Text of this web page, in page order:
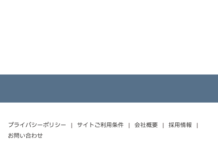
プライバシーポリシー サイトご利用条件 会社概要
採用情報
お問い合わせ